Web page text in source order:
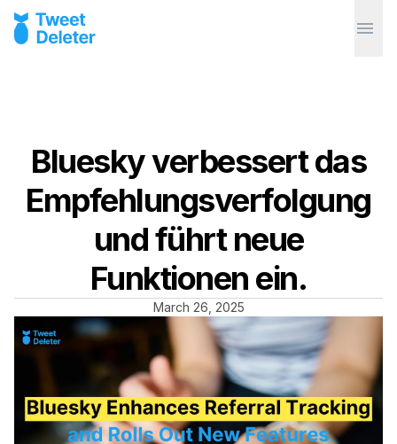
Bluesky verbessert das
Empfehlungsverfolgung
und führt neue
Funktionen ein.
March 26, 2025